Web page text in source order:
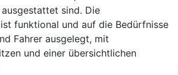
sind. Die
funktional und auf die Bedürfnisse
Fahrer ausgelegt, mit
und einer übersichtlichen